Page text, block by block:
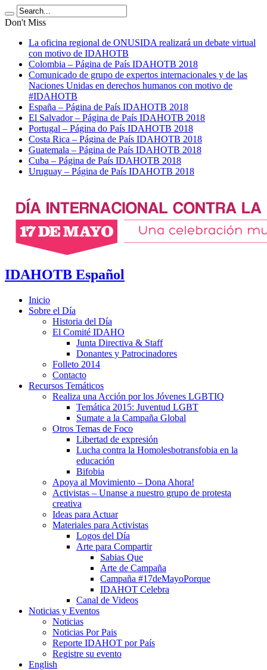
Don't Miss
La oficina regional de ONUSIDA realizará un debate virtual
con motivo de IDAHOTB
Colombia – Página de País IDAHOTB 2018
Comunicado de grupo de expertos internacionales y de las
Naciones Unidas en derechos humanos con motivo de
#IDAHOTB
España – Página de País IDAHOTB 2018
El Salvador – Página de País IDAHOTB 2018
Portugal – Página do País IDAHOTB 2018
Costa Rica – Página de País IDAHOTB 2018
Guatemala – Página de País IDAHOTB 2018
Cuba – Página de País IDAHOTB 2018
Uruguay – Página de País IDAHOTB 2018
IDAHOTB Español
Inicio
Sobre el Día
Historia del Día
El Comité IDAHO
Junta Directiva & Staff
Donantes y Patrocinadores
Folleto 2014
Contacto
Recursos Temáticos
Realiza una Acción por los Jóvenes LGBTIQ
Temática 2015: Juventud LGBT
Sumate a la Campaña Global
Otros Temas de Foco
Libertad de expresión
Lucha contra la Homolesbotransfobia en la
educación
Bifobia
Apoya al Movimiento – Dona Ahora!
Activistas – Unanse a nuestro grupo de protesta
creativa
Ideas para Actuar
Materiales para Activistas
Logos del Día
Arte para Compartir
Sabias Que
Arte de Campaña
Campaña #17deMayoPorque
IDAHOT Celebra
Canal de Videos
Noticias y Eventos
Noticias
Noticias Por Pais
Reporte IDAHOT por País
Registre su evento
English